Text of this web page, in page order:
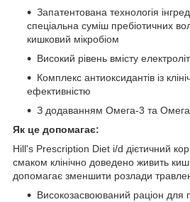
Запатентована технологія
спеціальна суміш пребіотичних
кишковий мікробіом
Високий рівень вмісту
Комплекс антиоксидантів із
ефективністю
З додаванням Омега-3 та
Як це допомагає:
Hill's Prescription Diet i/d дієтичний
смаком клінічно доведено живить
допомагає зменшити розлади
Високозасвоюваний раціон для